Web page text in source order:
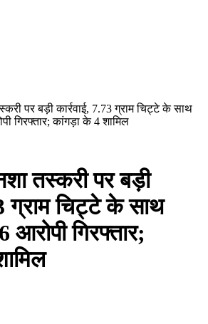
पर बड़ी कार्रवाई, 7.73 ग्राम चिट्टे के साथ
गिरफ्तार; कांगड़ा के 4 शामिल
तस्करी पर बड़ी
ग्राम चिट्टे के साथ
आरोपी गिरफ्तार;